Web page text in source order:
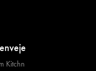
Kitchn